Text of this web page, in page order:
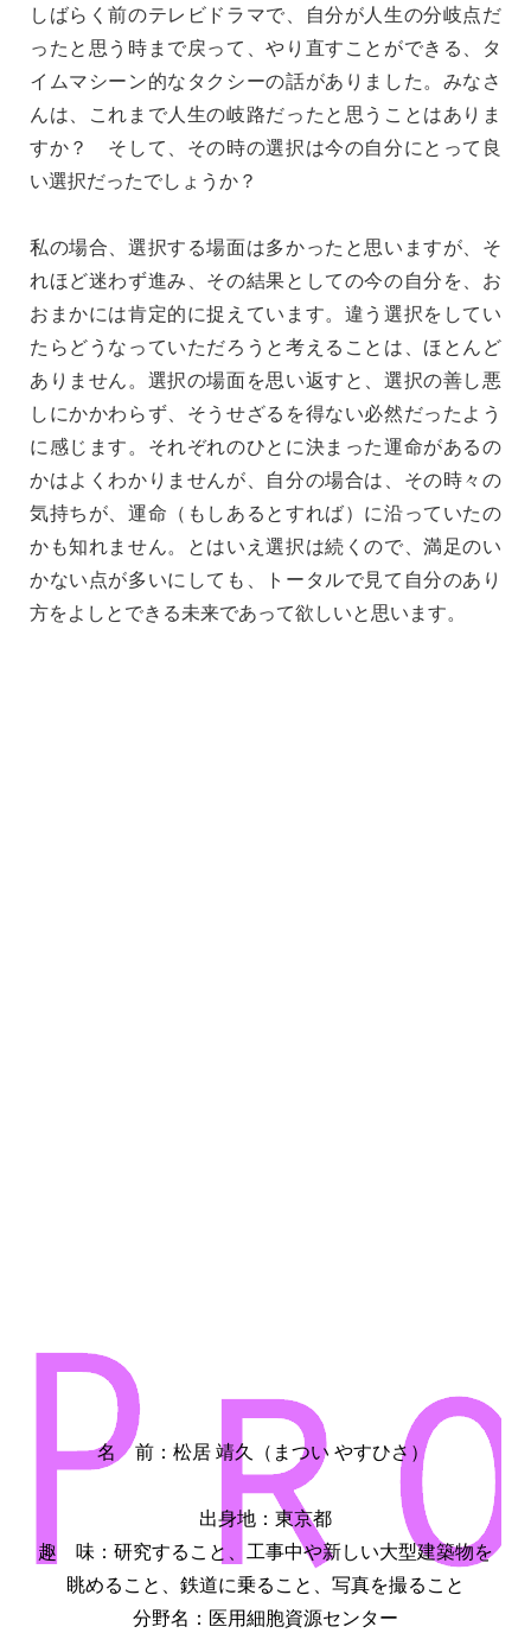
しばらく前のテレビドラマで、自分が人生の分岐点だ
ったと思う時まで戻って、やり直すことができる、タ
イムマシーン的なタクシーの話がありました。みなさ
んは、これまで人生の岐路だったと思うことはありま
すか？ そして、その時の選択は今の自分にとって良
い選択だったでしょうか？
私の場合、選択する場面は多かったと思いますが、そ
れほど迷わず進み、その結果としての今の自分を、お
おまかには肯定的に捉えています。違う選択をしてい
たらどうなっていただろうと考えることは、ほとんど
ありません。選択の場面を思い返すと、選択の善し悪
しにかかわらず、そうせざるを得ない必然だったよう
に感じます。それぞれのひとに決まった運命があるの
かはよくわかりませんが、自分の場合は、その時々の
気持ちが、運命（もしあるとすれば）に沿っていたの
かも知れません。とはいえ選択は続くので、満足のい
かない点が多いにしても、トータルで見て自分のあり
方をよしとできる未来であって欲しいと思います。
名 前：松居 靖久（まつい やすひさ）
出身地：東京都
趣 味：研究すること、工事中や新しい大型建築物を
眺めること、鉄道に乗ること、写真を撮ること
分野名：医用細胞資源センター